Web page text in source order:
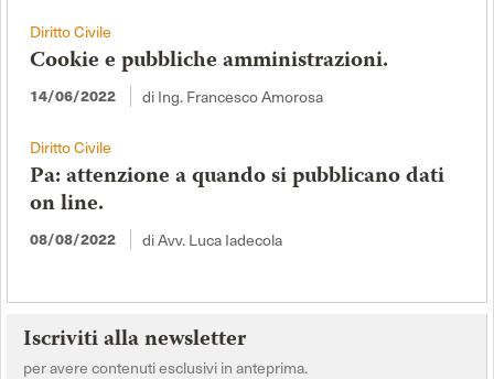
Diritto Civile
Cookie e pubbliche amministrazioni.
14/06/2022 di Ing. Francesco Amorosa
Diritto Civile
Pa: attenzione a quando si pubblicano dati
on line.
08/08/2022 di Avv. Luca Iadecola
Iscriviti alla newsletter
per avere contenuti esclusivi in anteprima.